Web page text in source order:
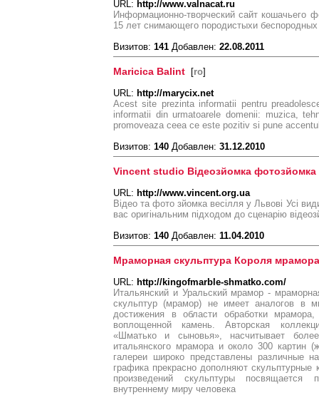
URL: http://www.valnacat.ru
Информационно-творческий сайт кошачьего
15 лет снимающего породистыхи
Визитов: 141 Добавлен: 22.08.2011
Maricica Balint [ro]
URL: http://marycix.net
Acest site prezinta informatii pentru
informatii din urmatoarele domenii: muzica,
promoveaza ceea ce este pozitiv si pune
Визитов: 140 Добавлен: 31.12.2010
Vincent studio Відеозйомка фотозйомка
URL: http://www.vincent.org.ua
Відео та фото зйомка весілля у Львові Усі
вас оригінальним підходом до сценарію
Визитов: 140 Добавлен: 11.04.2010
Мраморная скульптура Короля
URL: http://kingofmarble-shmatko.com/
Итальянский и Уральский мрамор -
скульптур (мрамор) не имеет аналогов в
достижения в области обработки
воплощенной камень. Авторская
«Шматько и сыновья», насчитывает
итальянского мрамора и около 300 картин
галереи широко представлены различные
графика прекрасно дополняют скульптурные
произведений скульптуры
внутреннему миру человека